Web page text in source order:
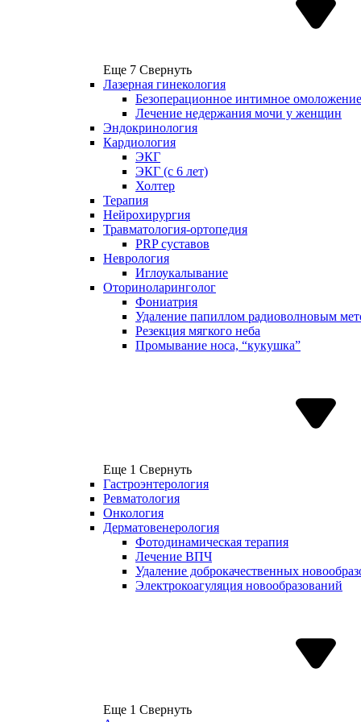
Еще 7 Свернуть
Лазерная гинекология
Безоперационное интимное омоложение
Лечение недержания мочи у женщин
Эндокринология
Кардиология
ЭКГ
ЭКГ (с 6 лет)
Холтер
Терапия
Нейрохирургия
Травматология-ортопедия
PRP суставов
Неврология
Иглоукалывание
Оториноларинголог
Фониатрия
Удаление папиллом радиоволновым
Резекция мягкого неба
Промывание носа, “кукушка”
Еще 1 Свернуть
Гастроэнтерология
Ревматология
Онкология
Дерматовенерология
Фотодинамическая терапия
Лечение ВПЧ
Удаление доброкачественных
Электрокоагуляция новообразований
Еще 1 Свернуть